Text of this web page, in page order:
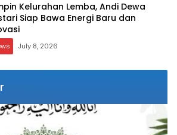
Kelurahan Lemba, Andi Dewa
Siap Bawa Energi Baru dan
July 8, 2026